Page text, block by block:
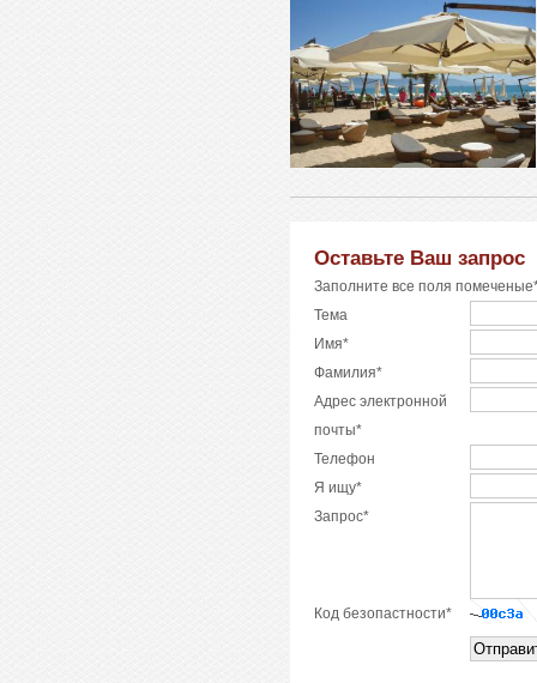
Оставьте Ваш запрос
Заполните все поля
Тема
Имя*
Фамилия*
Адрес электронной
почты*
Телефон
Я ищу*
Запрос*
Код безопастности*